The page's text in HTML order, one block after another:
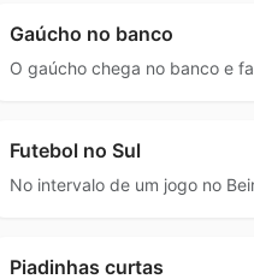
Gaúcho no banco
O gaúcho chega no banco e
Futebol no Sul
No intervalo de um jogo no
Piadinhas curtas